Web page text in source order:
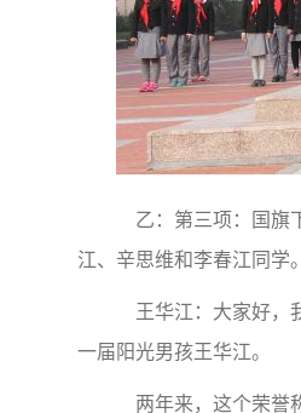
乙：第三项：国旗
江、辛思维和李春江同学
王华江：大家好，
一届阳光男孩王华江。
两年来，这个荣誉